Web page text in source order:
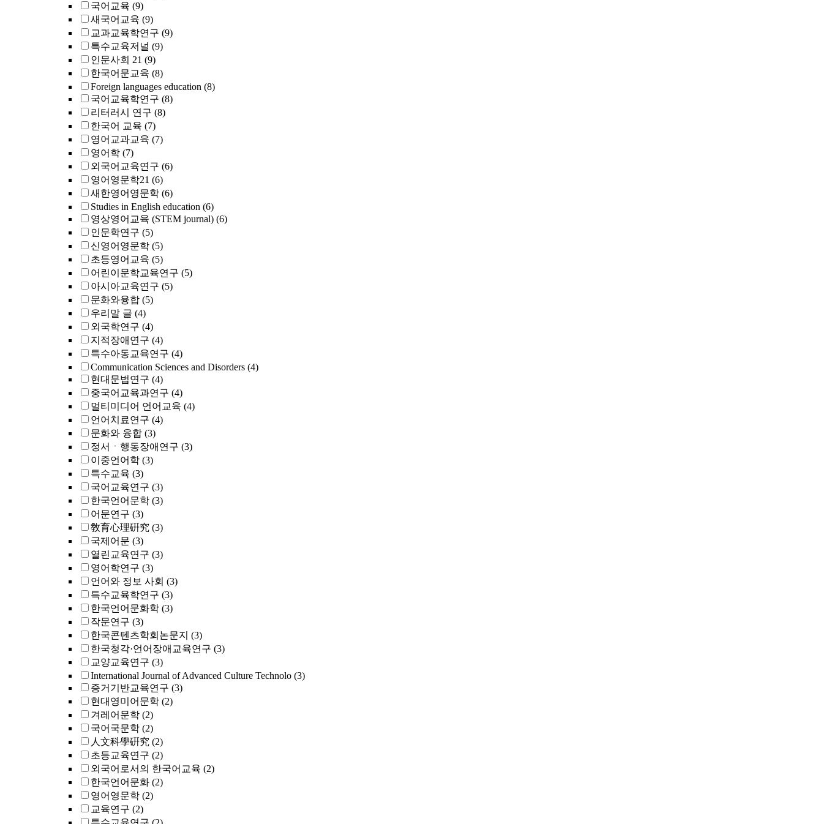
국어교육 (9)
새국어교육 (9)
교과교육학연구 (9)
특수교육저널 (9)
인문사회 21 (9)
한국어문교육 (8)
Foreign languages education (8)
국어교육학연구 (8)
리터러시 연구 (8)
한국어 교육 (7)
영어교과교육 (7)
영어학 (7)
외국어교육연구 (6)
영어영문학21 (6)
새한영어영문학 (6)
Studies in English education (6)
영상영어교육 (STEM journal) (6)
인문학연구 (5)
신영어영문학 (5)
초등영어교육 (5)
어린이문학교육연구 (5)
아시아교육연구 (5)
문화와융합 (5)
우리말 글 (4)
외국학연구 (4)
지적장애연구 (4)
특수아동교육연구 (4)
Communication Sciences and Disorders (4)
현대문법연구 (4)
중국어교육과연구 (4)
멀티미디어 언어교육 (4)
언어치료연구 (4)
문화와 융합 (3)
정서ㆍ행동장애연구 (3)
이중언어학 (3)
특수교육 (3)
국어교육연구 (3)
한국언어문학 (3)
어문연구 (3)
敎育心理硏究 (3)
국제어문 (3)
열린교육연구 (3)
영어학연구 (3)
언어와 정보 사회 (3)
특수교육학연구 (3)
한국언어문화학 (3)
작문연구 (3)
한국콘텐츠학회논문지 (3)
한국청각·언어장애교육연구 (3)
교양교육연구 (3)
International Journal of Advanced Culture Technolo (3)
증거기반교육연구 (3)
현대영미어문학 (2)
겨레어문학 (2)
국어국문학 (2)
人文科學硏究 (2)
초등교육연구 (2)
외국어로서의 한국어교육 (2)
한국언어문화 (2)
영어영문학 (2)
교육연구 (2)